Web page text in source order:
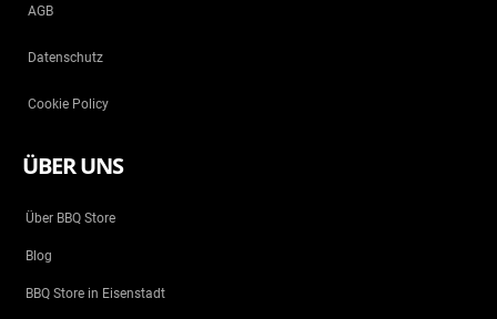
AGB
Datenschutz
Cookie Policy
ÜBER UNS
Über BBQ Store
Blog
BBQ Store in Eisenstadt